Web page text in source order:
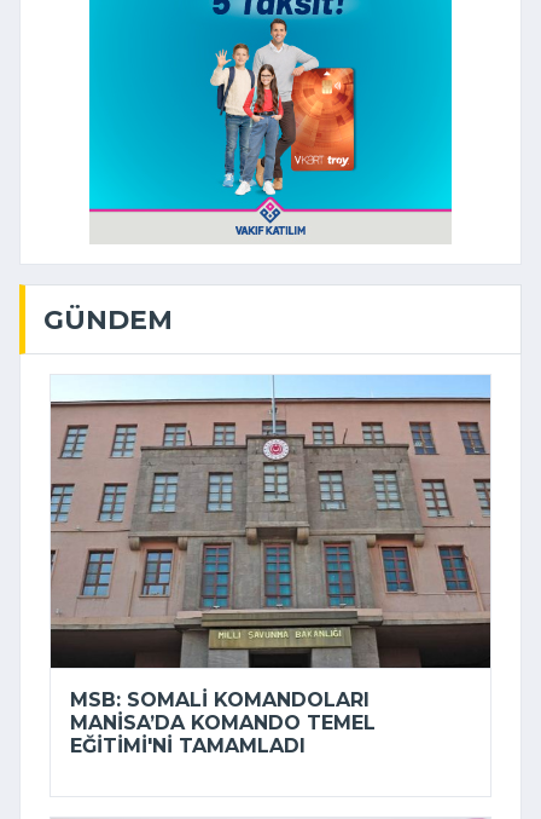
GÜNDEM
MSB: SOMALI KOMANDOLARI
MANISA’DA KOMANDO TEMEL
EĞITIMI'NI TAMAMLADI